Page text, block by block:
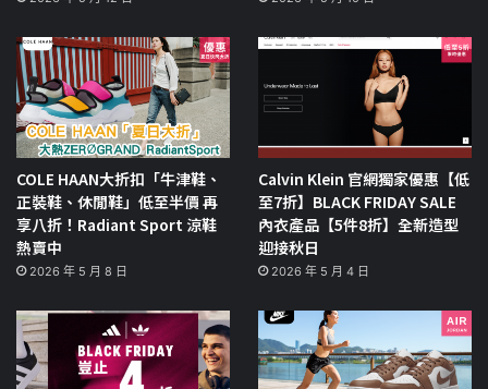
COLE HAAN大折扣「牛津鞋、
正裝鞋、休閒鞋」低至半價 再
享八折！Radiant Sport 涼鞋
熱賣中
2026 年 5 月 8 日
Calvin Klein 官網獨家優惠【低
至7折】BLACK FRIDAY SALE
內衣產品【5件8折】全新造型
迎接秋日
2026 年 5 月 4 日